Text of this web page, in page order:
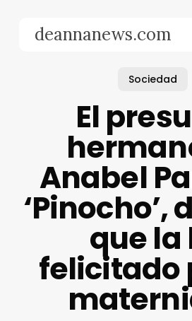
deannanews.com
Sociedad
El
Anabel
‘Pinocho’,
que la
felicitado